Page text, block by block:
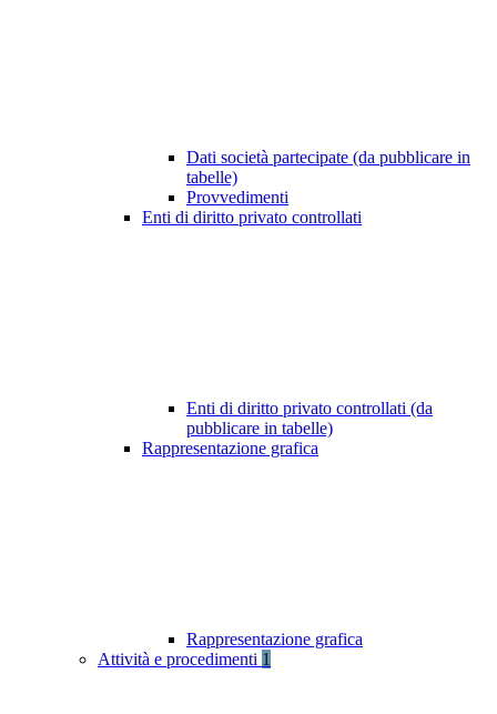
Dati società partecipate (da pubblicare in
tabelle)
Provvedimenti
Enti di diritto privato controllati
Enti di diritto privato controllati (da
pubblicare in tabelle)
Rappresentazione grafica
Rappresentazione grafica
Attività e procedimenti 1